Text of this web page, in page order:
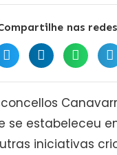
nas
se estabeleceu
iniciativas